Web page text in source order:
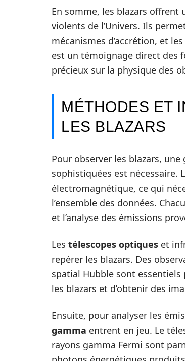
En somme, les blazars offrent
violents de l’Univers. Ils
mécanismes d’accrétion, et
est un témoignage direct des
précieux sur la physique des
MÉTHODES ET
LES BLAZARS
Pour observer les blazars,
sophistiquées est nécessaire.
électromagnétique, ce qui
l’ensemble des données.
et l’analyse des émissions
Les télescopes optiques et
repérer les blazars. Des
spatial Hubble sont
les blazars et d’obtenir des
Ensuite, pour analyser les
gamma entrent en jeu. Le
rayons gamma Fermi sont